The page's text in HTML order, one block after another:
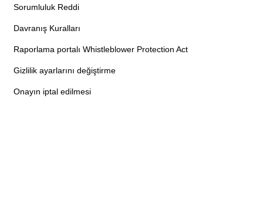
Sorumluluk Reddi
Davranış Kuralları
Raporlama portalı Whistleblower Protection Act
Gizlilik ayarlarını değiştirme
Onayın iptal edilmesi